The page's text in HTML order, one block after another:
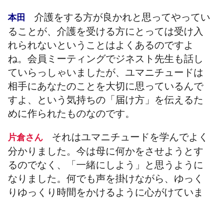
本田介護をする方が良かれと思ってやってい
ることが、介護を受ける方にとっては受け入
れられないということはよくあるのですよ
ね。会員ミーティングでジネスト先生も話し
ていらっしゃいましたが、ユマニチュードは
相手にあなたのことを大切に思っているんで
すよ、という気持ちの「届け方」を伝えるた
めに作られたものなのです。
片倉さん それはユマニチュードを学んでよく
分かりました。今は母に何かをさせようとす
るのでなく、「一緒にしよう」と思うように
なりました。何でも声を掛けながら、ゆっく
りゆっくり時間をかけるように心がけていま